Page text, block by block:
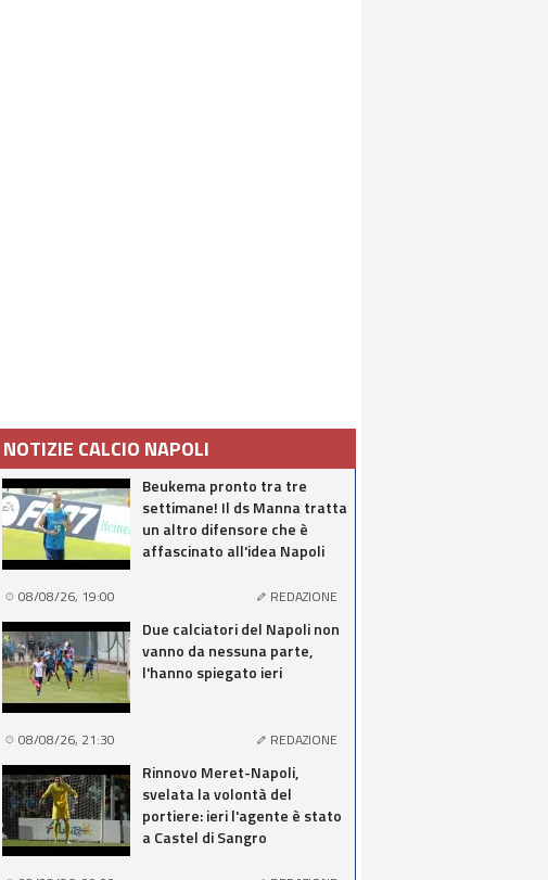
NOTIZIE CALCIO NAPOLI
Beukema pronto tra tre
settimane! Il ds Manna tratta
un altro difensore che è
affascinato all'idea Napoli
08/08/26, 19:00 REDAZIONE
Due calciatori del Napoli non
vanno da nessuna parte,
l'hanno spiegato ieri
08/08/26, 21:30 REDAZIONE
Rinnovo Meret-Napoli,
svelata la volontà del
portiere: ieri l'agente è stato
a Castel di Sangro